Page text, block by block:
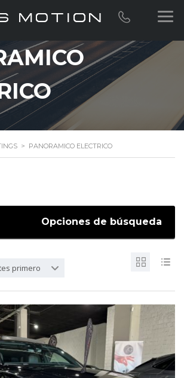
> PANORAMICO ELECTRICO
Opciones de búsqueda
primero